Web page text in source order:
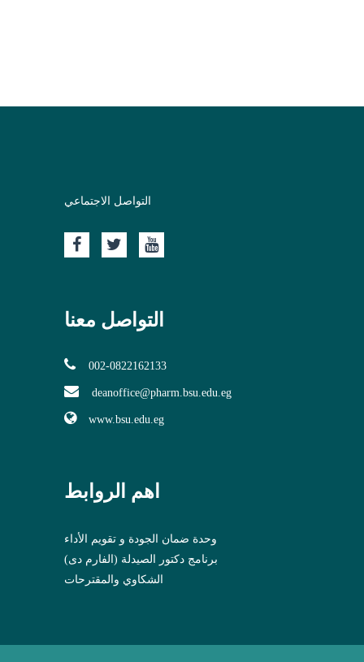
التواصل الاجتماعي
التواصل معنا
002-0822162133
deanoffice@pharm.bsu.edu.eg
www.bsu.edu.eg
اهم الروابط
وحدة ضمان الجودة و تقويم الأداء
برنامج دكتور الصيدلة (الفارم دى)
الشكاوي والمقترحات